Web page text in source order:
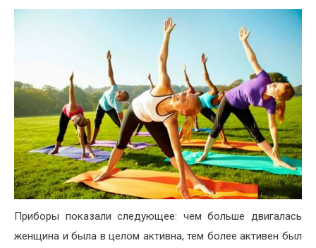
Приборы показали следующее: чем больше двигалась
женщина и была в целом активна, тем более активен был